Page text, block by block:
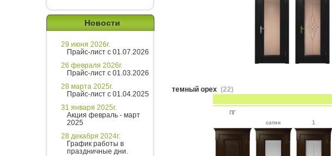
Новости
29 июня 2026г.
Прайс-лист с 01.07.2026
26 февраля 2026г.
Прайс-лист с 01.03.2026
28 марта 2025г.
Прайс-лист с 01.04.2025
31 января 2025г.
Акция февраль - март
2025
28 декабря 2024г.
График работы в
праздничные дни.
темный орех (22)
ПГ
сатин
1